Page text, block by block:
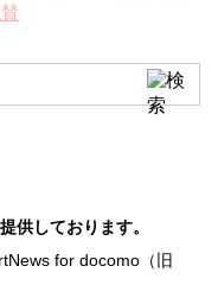
供しております。
for docomo（旧